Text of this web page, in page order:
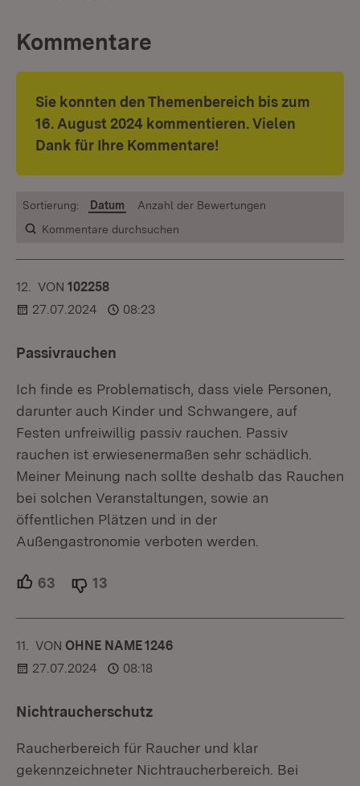
Kommentare
Sie konnten den Themenbereich bis zum
16. August 2024 kommentieren. Vielen
Dank für Ihre Kommentare!
Kommentare durchsuchen
Sortierung: Datum Anzahl der Bewertungen
12. KOMMENTAR
VON :102258
27.07.2024
08:23
Passivrauchen
Ich finde es Problematisch, dass viele Personen,
darunter auch Kinder und Schwangere, auf
Festen unfreiwillig passiv rauchen. Passiv
rauchen ist erwiesenermaßen sehr schädlich.
Meiner Meinung nach sollte deshalb das Rauchen
bei solchen Veranstaltungen, sowie an
öffentlichen Plätzen und in der
Außengastronomie verboten werden.
63 Unterstützer.
13
11. KOMMENTAR
VON :OHNE NAME 1246
27.07.2024
08:18
Nichtraucherschutz
Raucherbereich für Raucher und klar
gekennzeichneter Nichtraucherbereich. Bei